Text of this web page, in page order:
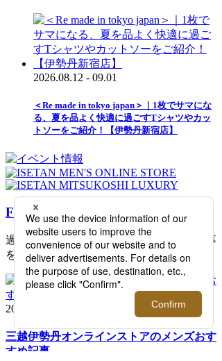
2026.08.12 - 09.01
＜Re made in tokyo japan＞｜1枚でサマにな
る、夏を品よく快適に過ごすTシャツやカッ
トソーをご紹介！【伊勢丹新宿店】
FEATURE
過去の記事まで読み返したくなる連載記事
を公開中！
2026.08.06 update
三越伊勢丹オンラインストアのメンズおす
すめ記事